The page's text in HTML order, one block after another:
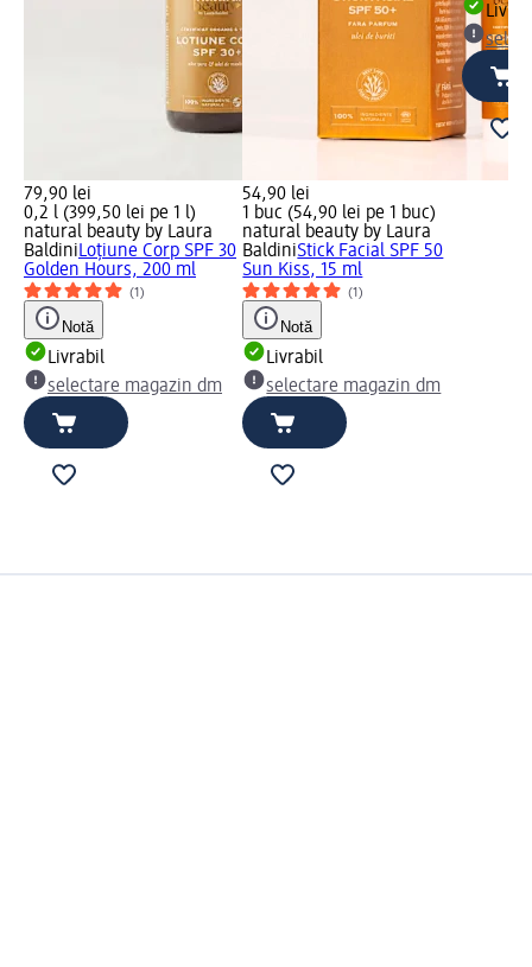
79,90 lei
0,2 l (399,50 lei pe 1 l)
natural beauty by Laura
BaldiniLoțiune Corp SPF 30
Golden Hours, 200 ml
(1)
Notă
Livrabil
selectare magazin dm
54,90 lei
1 buc (54,90 lei pe 1 buc)
natural beauty by Laura
BaldiniStick Facial SPF 50
Sun Kiss, 15 ml
(1)
Notă
Livrabil
selectare magazin dm